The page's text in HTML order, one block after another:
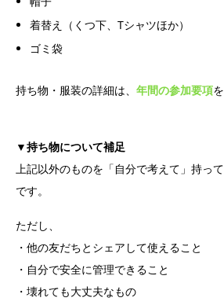
着替え（くつ下、Tシャツほか）
ゴミ袋
持ち物・服装の詳細は、 年間の参加要項
▼持ち物について補足
上記以外のものを「自分で考えて」持っ
です。
ただし、
・他の友だちとシェアして使えること
・自分で安全に管理できること
・壊れても大丈夫なもの